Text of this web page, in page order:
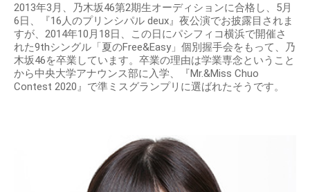
2013年3月、乃木坂46第2期生オーディションに合格し、5月
6日、『16人のプリンシパル deux』夜公演でお披露目されま
すが、2014年10月18日、この日にパシフィコ横浜で開催さ
れた9thシングル「夏のFree&Easy」個別握手会をもって、乃
木坂46を卒業しています。卒業の理由は学業専念ということ
から中央大学アナウンス部に入学、『Mr.&Miss Chuo
Contest 2020』で準ミスグランプリに選ばれたそうです。